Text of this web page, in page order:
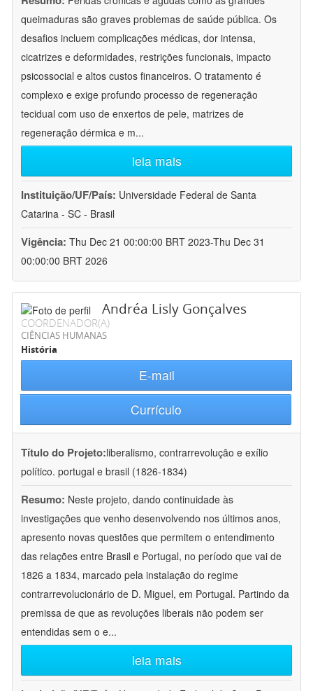
queimaduras são graves problemas de saúde pública. Os
desafios incluem complicações médicas, dor intensa,
cicatrizes e deformidades, restrições funcionais, impacto
psicossocial e altos custos financeiros. O tratamento é
complexo e exige profundo processo de regeneração
tecidual com uso de enxertos de pele, matrizes de
regeneração dérmica e m...
leia mais
Instituição/UF/País: Universidade Federal de Santa
Catarina - SC - Brasil
Vigência: Thu Dec 21 00:00:00 BRT 2023-Thu Dec 31
00:00:00 BRT 2026
Andréa Lisly Gonçalves
COORDENADOR(A)
CIÊNCIAS HUMANAS
História
E-mail
Currículo
Título do Projeto:liberalismo, contrarrevolução e exílio
político. portugal e brasil (1826-1834)
Resumo: Neste projeto, dando continuidade às
investigações que venho desenvolvendo nos últimos anos,
apresento novas questões que permitem o entendimento
das relações entre Brasil e Portugal, no período que vai de
1826 a 1834, marcado pela instalação do regime
contrarrevolucionário de D. Miguel, em Portugal. Partindo da
premissa de que as revoluções liberais não podem ser
entendidas sem o e...
leia mais